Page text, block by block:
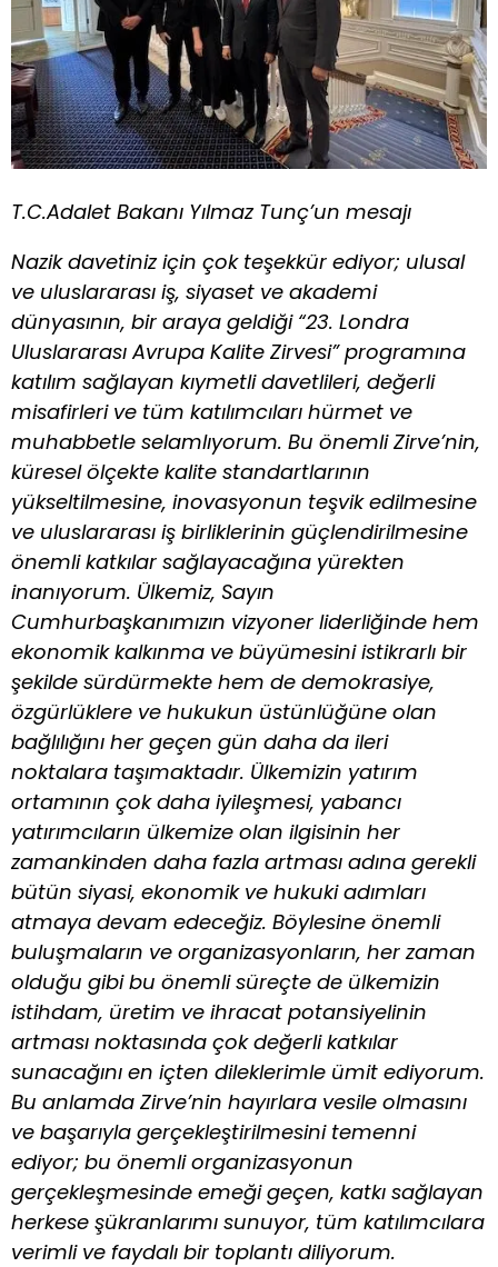
T.C.Adalet Bakanı Yılmaz Tunç’un mesajı
Nazik davetiniz için çok teşekkür ediyor; ulusal
ve uluslararası iş, siyaset ve akademi
dünyasının, bir araya geldiği “23. Londra
Uluslararası Avrupa Kalite Zirvesi” programına
katılım sağlayan kıymetli davetlileri, değerli
misafirleri ve tüm katılımcıları hürmet ve
muhabbetle selamlıyorum. Bu önemli Zirve’nin,
küresel ölçekte kalite standartlarının
yükseltilmesine, inovasyonun teşvik edilmesine
ve uluslararası iş birliklerinin güçlendirilmesine
önemli katkılar sağlayacağına yürekten
inanıyorum. Ülkemiz, Sayın
Cumhurbaşkanımızın vizyoner liderliğinde hem
ekonomik kalkınma ve büyümesini istikrarlı bir
şekilde sürdürmekte hem de demokrasiye,
özgürlüklere ve hukukun üstünlüğüne olan
bağlılığını her geçen gün daha da ileri
noktalara taşımaktadır. Ülkemizin yatırım
ortamının çok daha iyileşmesi, yabancı
yatırımcıların ülkemize olan ilgisinin her
zamankinden daha fazla artması adına gerekli
bütün siyasi, ekonomik ve hukuki adımları
atmaya devam edeceğiz. Böylesine önemli
buluşmaların ve organizasyonların, her zaman
olduğu gibi bu önemli süreçte de ülkemizin
istihdam, üretim ve ihracat potansiyelinin
artması noktasında çok değerli katkılar
sunacağını en içten dileklerimle ümit ediyorum.
Bu anlamda Zirve’nin hayırlara vesile olmasını
ve başarıyla gerçekleştirilmesini temenni
ediyor; bu önemli organizasyonun
gerçekleşmesinde emeği geçen, katkı sağlayan
herkese şükranlarımı sunuyor, tüm katılımcılara
verimli ve faydalı bir toplantı diliyorum.